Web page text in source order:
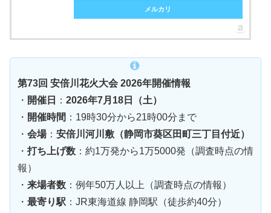
メルカリ
第73回 安倍川花火大会 2026年開催情報
・ 開催日 ： 2026年7月18日（土）
・ 開催時間 ：19時30分から21時00分まで
・ 会場： 安倍川河川敷（静岡市葵区田町三丁目付近）
・ 打ち上げ数 ：約1万発から1万5000発（調査時点の情
報）
・ 来場者数 ：例年50万人以上（調査時点の情報）
・ 最寄り駅 ：JR東海道線 静岡駅（徒歩約40分）